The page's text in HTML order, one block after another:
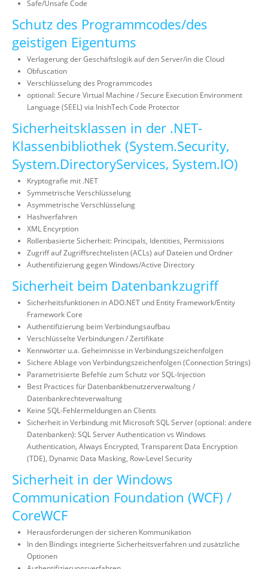
Safe/Unsafe Code
Schutz des Programmcodes/des
geistigen Eigentums
Verlagerung der Geschäftslogik auf den Server/in die Cloud
Obfuscation
Verschlüsselung des Programmcodes
optional: Secure Virtual Machine / Secure Execution Environment
Language (SEEL) via InishTech Code Protector
Sicherheitsklassen in der .NET-
Klassenbibliothek (System.Security,
System.DirectoryServices, System.IO)
Kryptografie mit .NET
Symmetrische Verschlüsselung
Asymmetrische Verschlüsselung
Hashverfahren
XML Encyrption
Rollenbasierte Sicherheit: Principals, Identities, Permissions
Zugriff auf Zugriffsrechtelisten (ACLs) auf Dateien und Ordner
Authentifizierung gegen Windows/Active Directory
Sicherheit beim Datenbankzugriff
Sicherheitsfunktionen in ADO.NET und Entity Framework/Entity
Framework Core
Authentifizierung beim Verbindungsaufbau
Verschlüsselte Verbindungen / Zertifikate
Kennwörter u.a. Geheimnisse in Verbindungszeichenfolgen
Sichere Ablage von Verbindungszeichenfolgen (Connection Strings)
Parametrisierte Befehle zum Schutz vor SQL-Injection
Best Practices für Datenbankbenutzerverwaltung /
Datenbankrechteverwaltung
Keine SQL-Fehlermeldungen an Clients
Sicherheit in Verbindung mit Microsoft SQL Server (optional: andere
Datenbanken): SQL Server Authentication vs Windows
Authentication, Always Encrypted, Transparent Data Encryption
(TDE), Dynamic Data Masking, Row-Level Security
Sicherheit in der Windows
Communication Foundation (WCF) /
CoreWCF
Herausforderungen der sicheren Kommunikation
In den Bindings integrierte Sicherheitsverfahren und zusätzliche
Optionen